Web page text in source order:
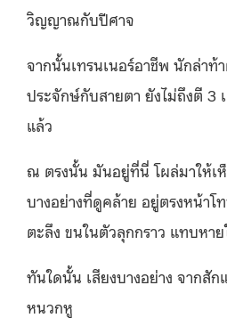
วิญญาณกับปีศาจ
จากนั้นเทรนเนอร์อาชีพ นักล่าท้
ประจักษ์กับสายตา ยังไม่ถึงตี 3
แล้ว
ณ ตรงนั้น มันอยู่ที่นี่ โผล่มาให้เ
บางอย่างที่ดูคล้าย อยู่ตรงหน้าโ
ตะลึง ขนในตัวลุกกราว แทบหาย
ทันใดนั้น เสียงบางอย่าง จากสั
หนวกหู